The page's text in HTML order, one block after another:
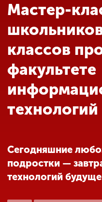
Абитуриенту
Обучение
Наука
Другие виды
деятельности
Мастер-
классов
факультете
технологий
Сегодняшние
подростки —
технологий